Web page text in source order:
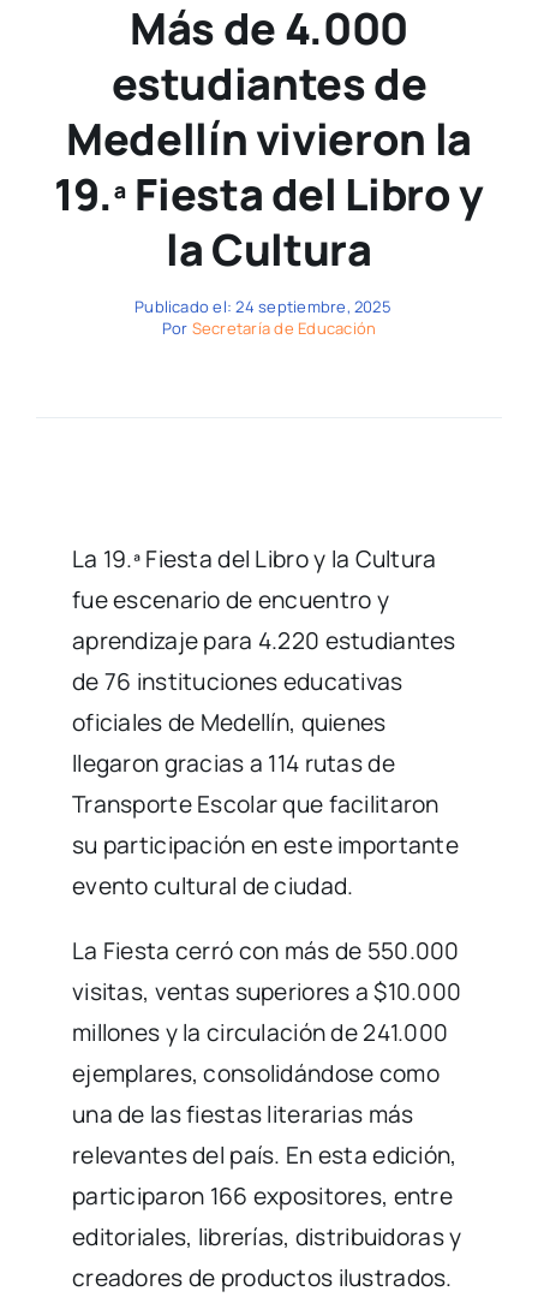
Más de 4.000
estudiantes de
Medellín vivieron la
19.ª Fiesta del Libro y
la Cultura
Publicado el: 24 septiembre, 2025
Por Secretaría de Educación
La 19.ª Fiesta del Libro y la Cultura
fue escenario de encuentro y
aprendizaje para 4.220 estudiantes
de 76 instituciones educativas
oficiales de Medellín, quienes
llegaron gracias a 114 rutas de
Transporte Escolar que facilitaron
su participación en este importante
evento cultural de ciudad.
La Fiesta cerró con más de 550.000
visitas, ventas superiores a $10.000
millones y la circulación de 241.000
ejemplares, consolidándose como
una de las fiestas literarias más
relevantes del país. En esta edición,
participaron 166 expositores, entre
editoriales, librerías, distribuidoras y
creadores de productos ilustrados.